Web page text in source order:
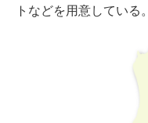
トなどを用意している。